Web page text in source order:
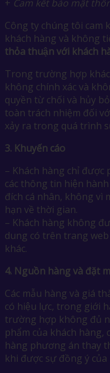
+ Cam kết bảo mật
Công ty chúng tôi cam
khách hàng và không
thỏa thuận với khách
Trong trường hợp
không chính xác và
quyền từ chối và hủy
toàn trách nhiệm đối
xảy ra trong quá trình
3. Khuyến cáo
– Khách hàng chỉ
các thông tin hiện
đích cá nhân, không vì
hạn về thời gian.
– Khách hàng không
dung có trên trang
khác.
4. Nguồn hàng và đặt
Các mẫu hàng và giá
có hiệu lực, trong giới
trường hợp không đủ
phẩm của khách
hàng phương án thay
khi được sự đồng ý của